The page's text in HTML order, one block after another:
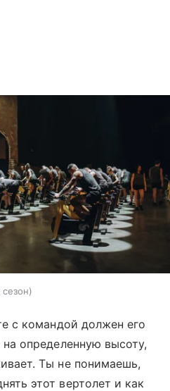
с командой должен его
определенную высоту,
Ты не понимаешь,
этот вертолет и как